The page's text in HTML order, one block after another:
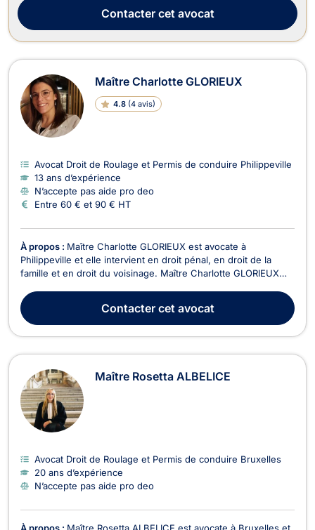
procès ou alors de...Contactercet avocat
Maître Charlotte GLORIEUX
4.8 (4 avis)
Avocat Droit de Roulage et Permis de conduire Philippeville
13 ans d’expérience
N’accepte pas aide pro deo
Entre 60 € et 90 € HT
À propos : Maître Charlotte GLORIEUX est avocate à
Philippeville et elle intervient en droit pénal, en droit de la
famille et en droit du voisinage. Maître Charlotte GLORIEUX
affaires relatives au droit du roulage. Elle assure votre
défense devant le Tribunal de police en c...
Contactercet avocat
Maître Rosetta ALBELICE
Avocat Droit de Roulage et Permis de conduire Bruxelles
20 ans d’expérience
N’accepte pas aide pro deo